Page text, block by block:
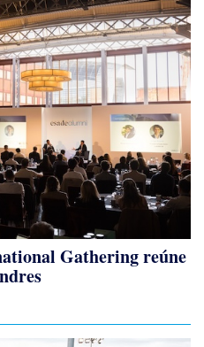
Gathering reúne